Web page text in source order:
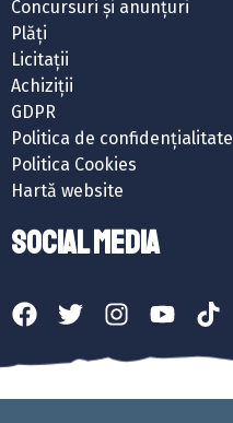
Concursuri și anunțuri
Plăți
Licitații
Achiziții
GDPR
Politica de confidențialitate
Politica Cookies
Hartă website
SOCIAL MEDIA